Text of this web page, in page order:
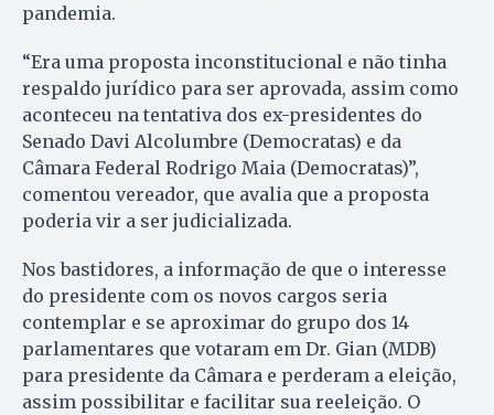
pandemia.
“Era uma proposta inconstitucional e não tinha
respaldo jurídico para ser aprovada, assim como
aconteceu na tentativa dos ex-presidentes do
Senado Davi Alcolumbre (Democratas) e da
Câmara Federal Rodrigo Maia (Democratas)”,
comentou vereador, que avalia que a proposta
poderia vir a ser judicializada.
Nos bastidores, a informação de que o interesse
do presidente com os novos cargos seria
contemplar e se aproximar do grupo dos 14
parlamentares que votaram em Dr. Gian (MDB)
para presidente da Câmara e perderam a eleição,
assim possibilitar e facilitar sua reeleição. O